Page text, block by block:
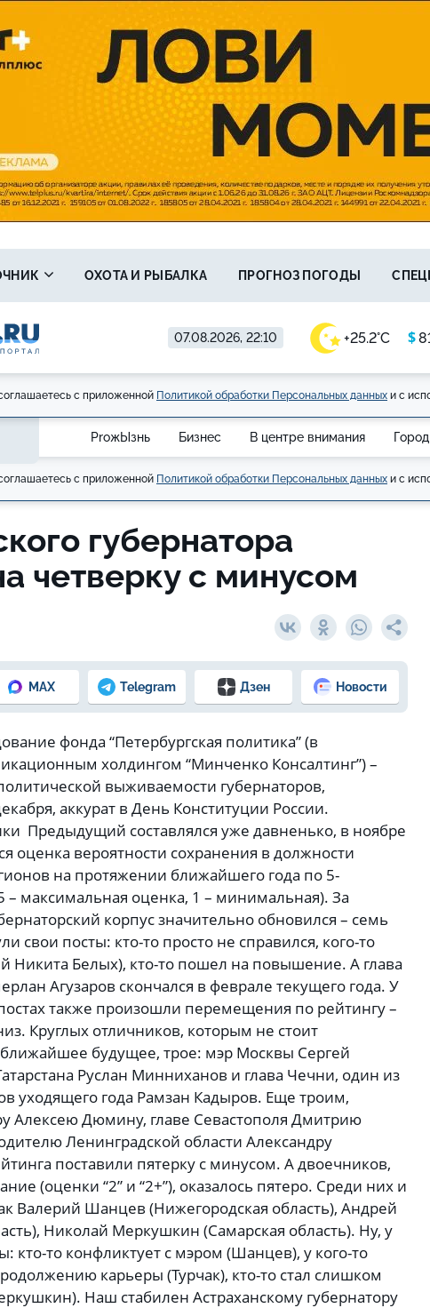
07.08.2026, 22:10 +25.2°C $
ОХОТА И РЫБАЛКА ПРОГНОЗ ПОГОДЫ
с приложенной Политикой обработки Персональных данных и с
ProжЫзнь Бизнес В центре внимания
с приложенной Политикой обработки Персональных данных и с
губернатора
четверку с минусом
MAX Telegram Дзен Новости
фонда “Петербургская политика” (в
холдингом “Минченко Консалтинг”) –
выживаемости губернаторов,
аккурат в День Конституции России.
Предыдущий составлялся уже давненько, в ноябре
оценка вероятности сохранения в должности
на протяжении ближайшего года по 5-
– максимальная оценка, 1 – минимальная). За
корпус значительно обновился – семь
свои посты: кто-то просто не справился, кого-то
Никита Белых), кто-то пошел на повышение. А глава
Агузаров скончался в феврале текущего года. У
также произошли перемещения по рейтингу –
Круглых отличников, которым не стоит
ближайшее будущее, трое: мэр Москвы Сергей
Руслан Минниханов и глава Чечни, один из
уходящего года Рамзан Кадыров. Еще троим,
Алексею Дюмину, главе Севастополя Дмитрию
Ленинградской области Александру
поставили пятерку с минусом. А двоечников,
(оценки “2” и “2+”), оказалось пятеро. Среди них и
Валерий Шанцев (Нижегородская область), Андрей
Николай Меркушкин (Самарская область). Ну, у
кто-то конфликтует с мэром (Шанцев), у кого-то
карьеры (Турчак), кто-то стал слишком
Наш стабилен Астраханскому губернатору